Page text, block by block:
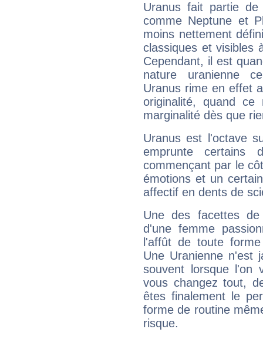
Uranus fait partie
comme Neptune et
moins nettement
classiques et visibles
Cependant, il est
nature uranienne
Uranus rime en effet
originalité, quand ce
marginalité dès que
Uranus est l'octave
emprunte
commençant par le
émotions et un
affectif en dents de
Une des facettes
d'une femme
l'affût de toute
Une Uranienne n'est
souvent lorsque l'on
vous changez tout,
êtes finalement le
forme de routine
risque.